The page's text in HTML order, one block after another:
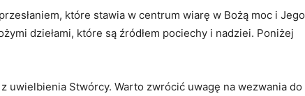
które stawia w centrum wiarę w Bożą moc i Jego
dziełami, które są źródłem pociechy i nadziei. Poniżej
uwielbienia Stwórcy. Warto zwrócić uwagę na wezwania do